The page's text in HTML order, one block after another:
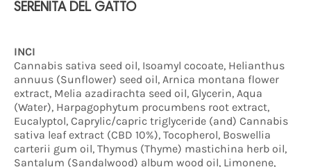
SERENITA DEL GATTO
INCI
Cannabis sativa seed oil, Isoamyl cocoate, Helianthus
annuus (Sunflower) seed oil, Arnica montana flower
extract, Melia azadirachta seed oil, Glycerin, Aqua
(Water), Harpagophytum procumbens root extract,
Eucalyptol, Caprylic/capric triglyceride (and) Cannabis
sativa leaf extract (CBD 10%), Tocopherol, Boswellia
carterii gum oil, Thymus (Thyme) mastichina herb oil,
Santalum (Sandalwood) album wood oil, Limonene,